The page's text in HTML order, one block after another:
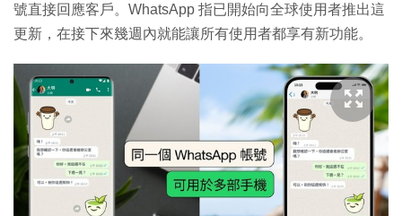
號直接回應客戶。WhatsApp 指已開始向全球使用者推出這
更新，在接下來幾週內就能讓所有使用者都享有新功能。